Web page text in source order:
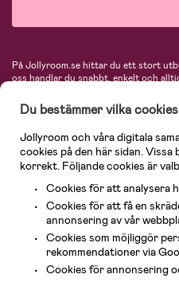
På Jollyroom.se hittar du ett stort
oss handlar du snabbt, enkelt och
hos oss. I vårt sortiment hittar du
baby, produkter för mamman, massor
babyprodukter och mycket mer. Vi
varumärken så som Britax, Maxi-
KidKraft, Ergobaby, Philips Avent,
Välkommen in och kika runt i
Du bestämmer vilka
Jollyroom och våra digitala
cookies på den här sidan.
korrekt. Följande cookies är
Cookies för att analysera
Cookies för att få en
annonsering av vår
Cookies som möjliggör
rekommendationer via
Cookies för annonsering